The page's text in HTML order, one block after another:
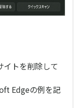
イトを削除して
Edgeの例を記